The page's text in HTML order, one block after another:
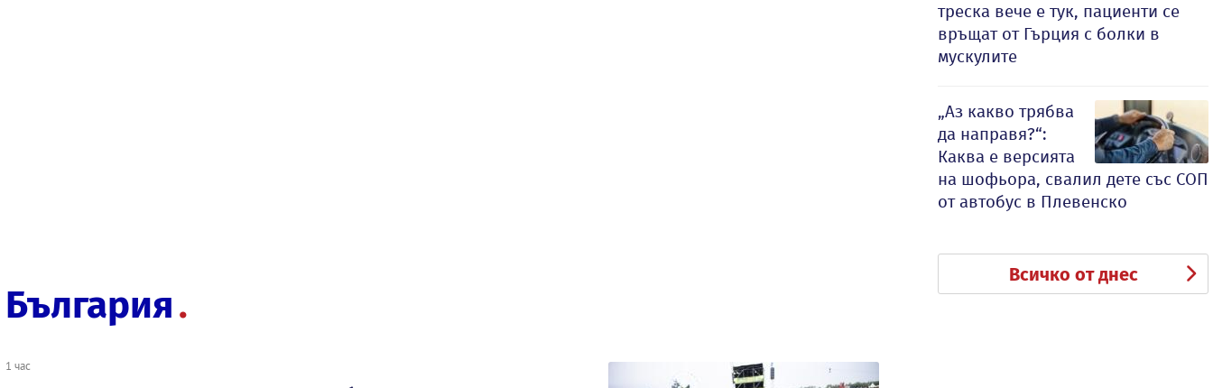
България
1 час
треска вече е тук, пациенти се
връщат от Гърция с болки в
мускулите
„Аз какво трябва
да направя?“:
Каква е версията
на шофьора, свалил дете със СОП
от автобус в Плевенско
Всичко от днес